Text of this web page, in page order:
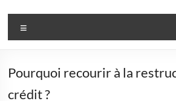
Credit
finance
Pourquoi recourir à la
crédit ?